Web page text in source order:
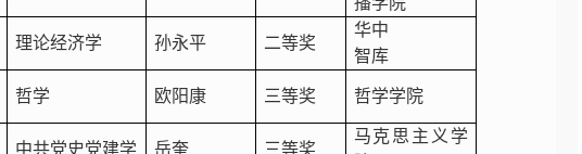
理论经济学 孙永平 二等奖
华中
智库
哲学 欧阳康 三等奖 哲学学院
中共党史党建学 岳奎 三等奖
马克思主义学